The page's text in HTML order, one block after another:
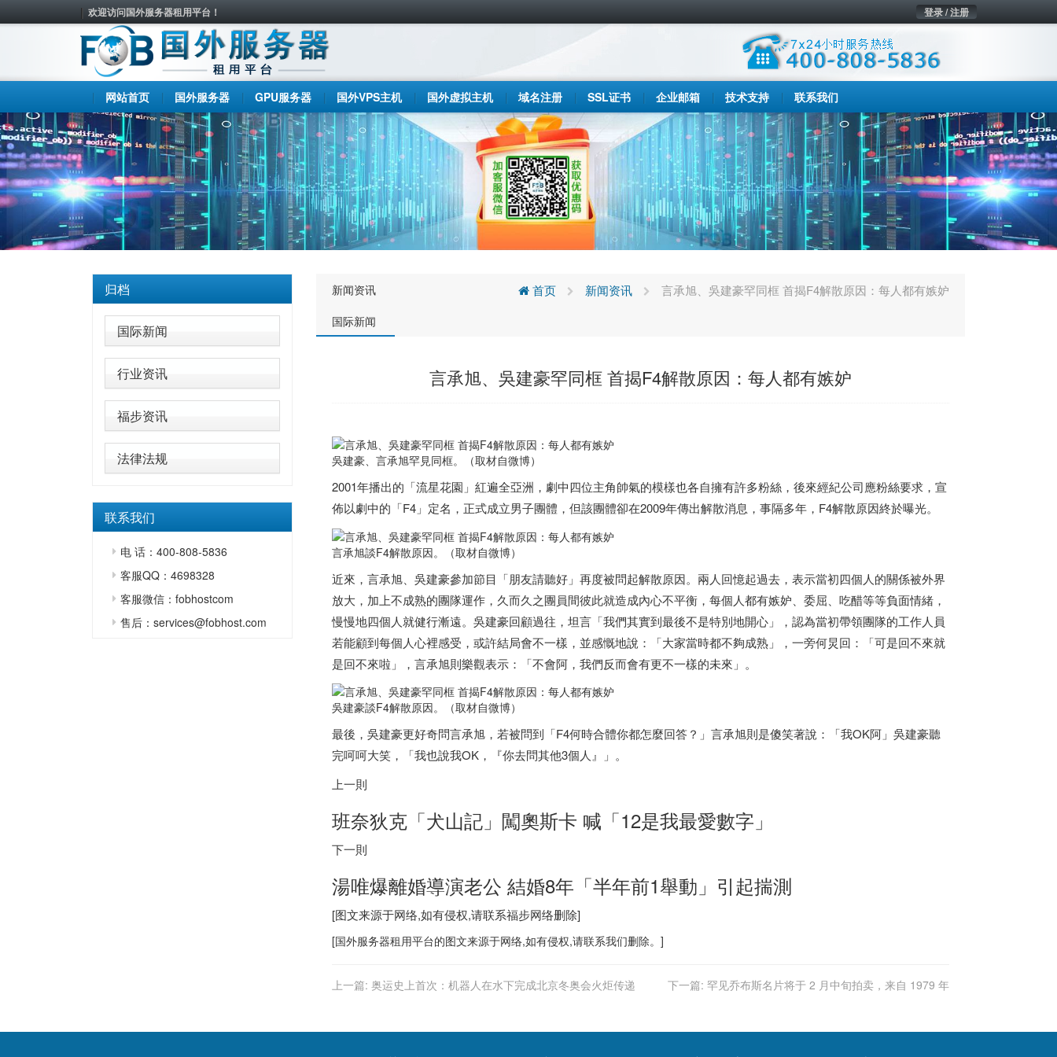
欢迎访问国外服务器租用平台！ 登录 / 注册
网站首页 国外服务器 GPU服务器 国外VPS主机 国外虚拟主机 域名注册 SSL证书 企业邮箱 技术支持 联系我们
归档
国际新闻
行业资讯
福步资讯
法律法规
联系我们
电 话：400-808-5836
客服QQ：4698328
客服微信：fobhostcom
售后：services@fobhost.com
新闻资讯
国际新闻
首页 新闻资讯 言承旭、吳建豪罕同框 首揭F4解散原因：每人都有嫉妒
言承旭、吳建豪罕同框 首揭F4解散原因：每人都有嫉妒
吳建豪、言承旭罕見同框。（取材自微博）
2001年播出的「流星花園」紅遍全亞洲，劇中四位主角帥氣的模樣也各自擁有許多粉絲，後來經紀公司應粉絲要求，宣
佈以劇中的「F4」定名，正式成立男子團體，但該團體卻在2009年傳出解散消息，事隔多年，F4解散原因終於曝光。
言承旭談F4解散原因。（取材自微博）
近來，言承旭、吳建豪參加節目「朋友請聽好」再度被問起解散原因。兩人回憶起過去，表示當初四個人的關係被外界
放大，加上不成熟的團隊運作，久而久之團員間彼此就造成內心不平衡，每個人都有嫉妒、委屈、吃醋等等負面情緒，
慢慢地四個人就健行漸遠。吳建豪回顧過往，坦言「我們其實到最後不是特別地開心」，認為當初帶領團隊的工作人員
若能顧到每個人心裡感受，或許結局會不一樣，並感慨地說：「大家當時都不夠成熟」，一旁何炅回：「可是回不來就
是回不來啦」，言承旭則樂觀表示：「不會阿，我們反而會有更不一樣的未來」。
吳建豪談F4解散原因。（取材自微博）
最後，吳建豪更好奇問言承旭，若被問到「F4何時合體你都怎麼回答？」言承旭則是傻笑著說：「我OK阿」吳建豪聽
完呵呵大笑，「我也說我OK，『你去問其他3個人』」。
上一則
班奈狄克「犬山記」闖奧斯卡 喊「12是我最愛數字」
下一則
湯唯爆離婚導演老公 結婚8年「半年前1舉動」引起揣測
[图文来源于网络,如有侵权,请联系福步网络删除]
[国外服务器租用平台的图文来源于网络,如有侵权,请联系我们删除。]
上一篇: 奥运史上首次：机器人在水下完成北京冬奥会火炬传递 下一篇: 罕见乔布斯名片将于 2 月中旬拍卖，来自 1979 年